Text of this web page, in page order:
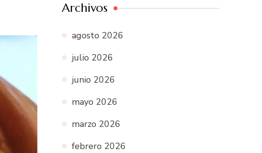
Archivos
agosto 2026
julio 2026
junio 2026
mayo 2026
marzo 2026
febrero 2026